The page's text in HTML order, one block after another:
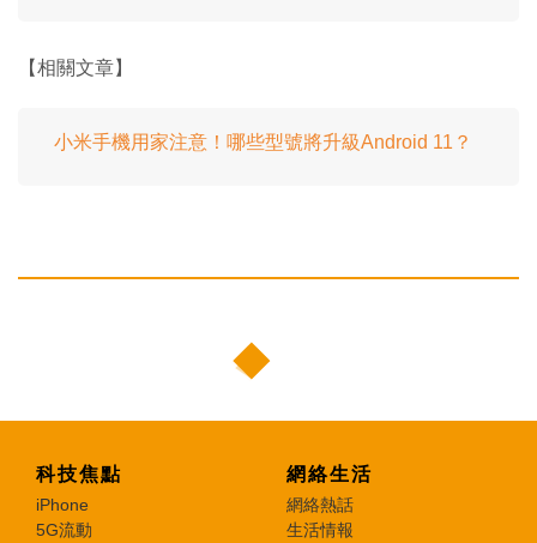
【相關文章】
小米手機用家注意！哪些型號將升級Android 11？
科技焦點
iPhone
5G流動
網絡生活
網絡熱話
生活情報